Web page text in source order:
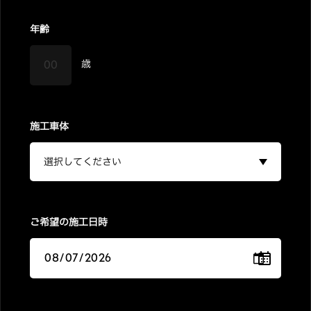
年齢
歳
施工車体
ご希望の施工日時